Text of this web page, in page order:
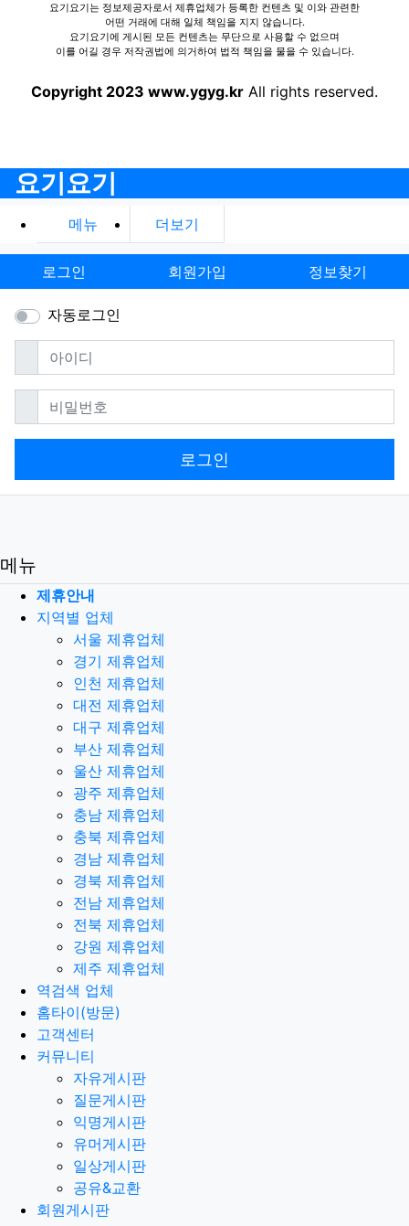
요기요기는 정보제공자로서 제휴업체가 등록한 컨텐츠 및 이와 관련한
어떤 거래에 대해 일체 책임을 지지 않습니다.
요기요기에 게시된 모든 컨텐츠는 무단으로 사용할 수 없으며
이를 어길 경우 저작권법에 의거하여 법적 책임을 물을 수 있습니다.
Copyright 2023 www.ygyg.kr All rights reserved.
요기요기
메뉴 더보기
로그인 회원가입 정보찾기
자동로그인
아이디필수
비밀번호필수
로그인
메뉴
제휴안내
지역별 업체
서울 제휴업체
경기 제휴업체
인천 제휴업체
대전 제휴업체
대구 제휴업체
부산 제휴업체
울산 제휴업체
광주 제휴업체
충남 제휴업체
충북 제휴업체
경남 제휴업체
경북 제휴업체
전남 제휴업체
전북 제휴업체
강원 제휴업체
제주 제휴업체
역검색 업체
홈타이(방문)
고객센터
커뮤니티
자유게시판
질문게시판
익명게시판
유머게시판
일상게시판
공유&교환
회원게시판